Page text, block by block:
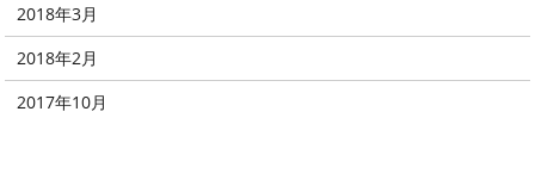
2018年3月
2018年2月
2017年10月